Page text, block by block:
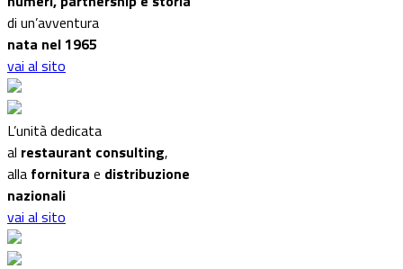
di un’avventura
nata nel 1965
vai al sito
L’unità dedicata
al restaurant consulting,
alla fornitura e distribuzione
nazionali
vai al sito